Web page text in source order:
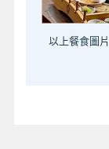
以上餐食圖